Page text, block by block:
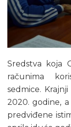
Sredstva koja
računima
sedmice.
2020. godine,
predviđene